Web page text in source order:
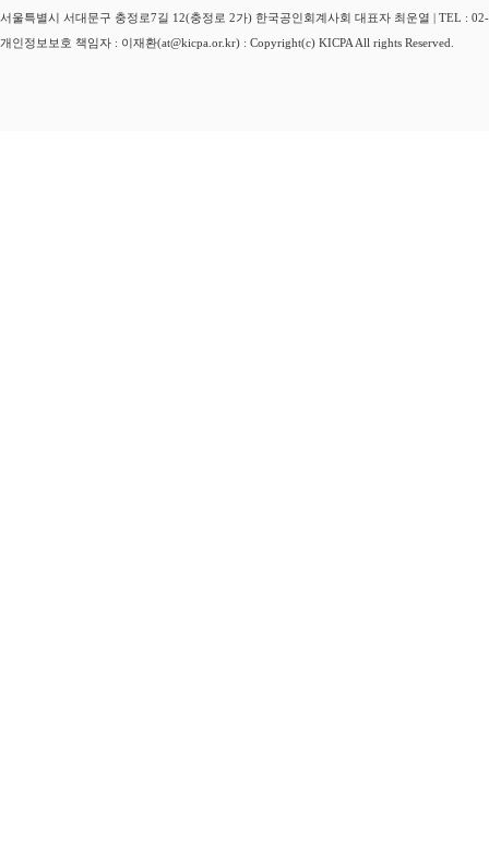
서울특별시 서대문구 충정로7길 12(충정로 2가) 한국공인회계사회 대표자 최운열 | TEL :
개인정보보호 책임자 : 이재환(at@kicpa.or.kr) : Copyright(c) KICPA All rights Reserved.